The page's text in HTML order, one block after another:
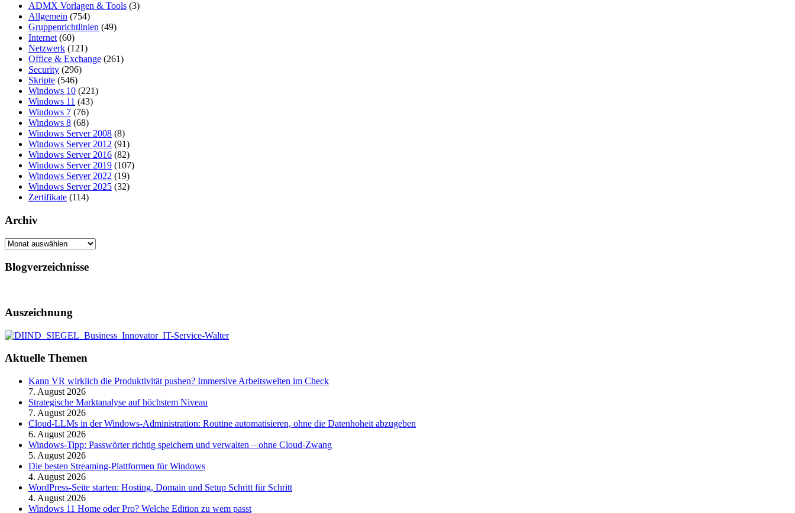
ADMX Vorlagen & Tools (3)
Allgemein (754)
Gruppenrichtlinien (49)
Internet(60)
Netzwerk (121)
Office & Exchange (261)
Security (296)
Skripte (546)
Windows 10 (221)
Windows 11 (43)
Windows 7 (76)
Windows 8 (68)
Windows Server 2008 (8)
Windows Server 2012 (91)
Windows Server 2016 (82)
Windows Server 2019 (107)
Windows Server 2022 (19)
Windows Server 2025 (32)
Zertifikate (114)
Archiv
Archiv
Blogverzeichnisse
Auszeichnung
Aktuelle Themen
Kann VR wirklich die Produktivität pushen? Immersive Arbeitswelten im Check
7. August 2026
Strategische Marktanalyse auf höchstem Niveau
7. August 2026
Cloud-LLMs in der Windows-Administration: Routine automatisieren, ohne die Datenhoheit abzugeben
6. August 2026
Windows-Tipp: Passwörter richtig speichern und verwalten – ohne Cloud-Zwang
5. August 2026
Die besten Streaming-Plattformen für Windows
4. August 2026
WordPress-Seite starten: Hosting, Domain und Setup Schritt für Schritt
4. August 2026
Windows 11 Home oder Pro? Welche Edition zu wem passt